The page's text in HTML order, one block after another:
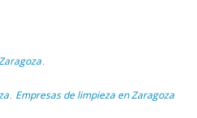
,
, Empresas de limpieza en Zaragoza